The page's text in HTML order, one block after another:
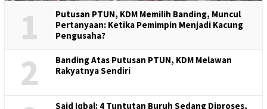
1
Putusan PTUN, KDM Memilih Banding, Muncul
Pertanyaan: Ketika Pemimpin Menjadi Kacung
Pengusaha?
2
Banding Atas Putusan PTUN, KDM Melawan
Rakyatnya Sendiri
Said Iqbal: 4 Tuntutan Buruh Sedang Diproses,